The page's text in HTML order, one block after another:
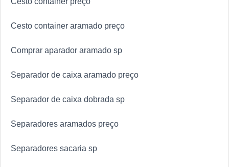
Cesto container aramado preço
Comprar aparador aramado sp
Separador de caixa aramado preço
Separador de caixa dobrada sp
Separadores aramados preço
Separadores sacaria sp